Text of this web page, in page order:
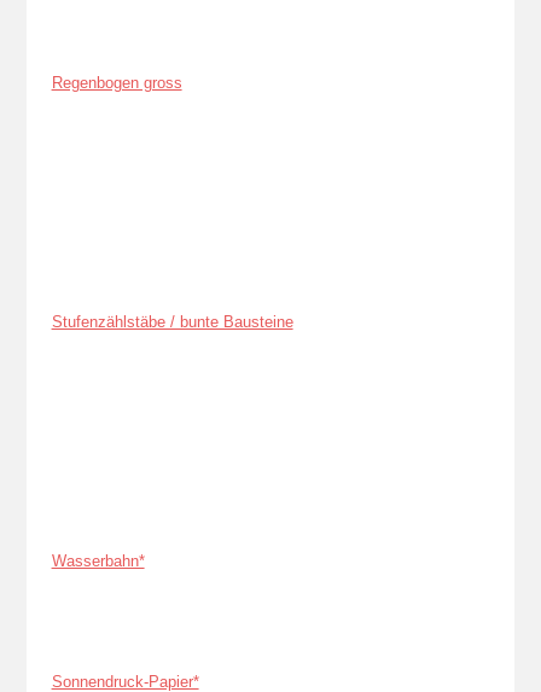
Regenbogen gross
Stufenzählstäbe / bunte Bausteine
Wasserbahn*
Sonnendruck-Papier*